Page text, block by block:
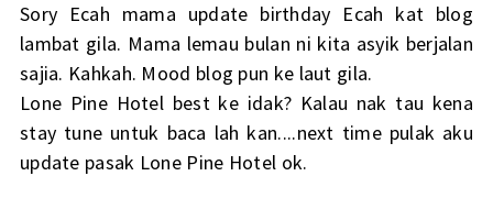
Sory Ecah mama update birthday Ecah kat blog
lambat gila. Mama lemau bulan ni kita asyik berjalan
sajia. Kahkah. Mood blog pun ke laut gila.
Lone Pine Hotel best ke idak? Kalau nak tau kena
stay tune untuk baca lah kan....next time pulak aku
update pasak Lone Pine Hotel ok.